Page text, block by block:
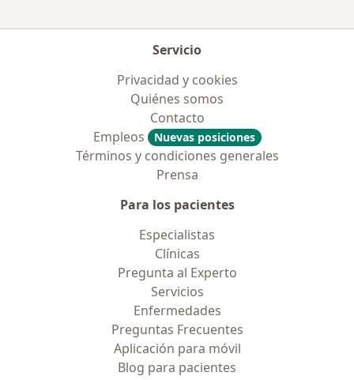
Servicio
Privacidad y cookies
Quiénes somos
Contacto
Empleos
Nuevas posiciones
Términos y condiciones generales
Prensa
Para los pacientes
Especialistas
Clínicas
Pregunta al Experto
Servicios
Enfermedades
Preguntas Frecuentes
Aplicación para móvil
Blog para pacientes